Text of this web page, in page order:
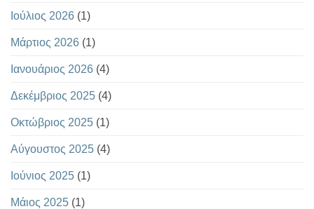
Ιούλιος 2026 (1)
Μάρτιος 2026 (1)
Ιανουάριος 2026 (4)
Δεκέμβριος 2025 (4)
Οκτώβριος 2025 (1)
Αύγουστος 2025 (4)
Ιούνιος 2025 (1)
Μάιος 2025 (1)